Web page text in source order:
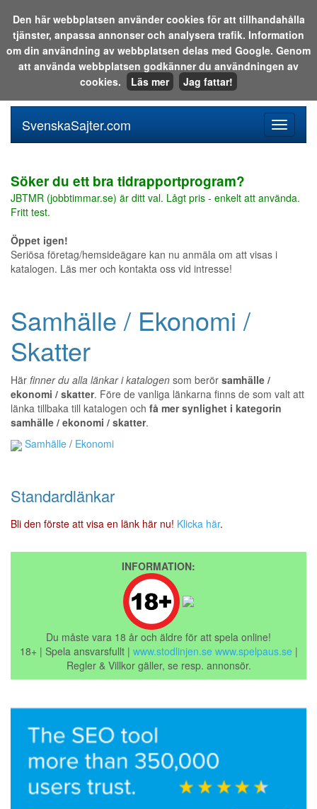
Sök i katalogen eller på webben:
meny
SvenskaSajter.com
Söker du ett bra tidrapportprogram?
JBTMR (jobbtimmar.se) är ditt val. Lågt pris - enkelt att använda.
Fritt test.
Öppet igen!
Seriösa företag/hemsideägare kan nu anmäla om att visas i
katalogen. Läs mer och kontakta oss vid intresse!
Samhälle / Ekonomi /
Skatter
Här finner du alla länkar i katalogen som berör samhälle /
ekonomi / skatter. Före de vanliga länkarna finns de som valt att
länka tillbaka till katalogen och få mer synlighet i kategorin
samhälle / ekonomi / skatter.
Samhälle / Ekonomi
Standardlänkar
Bli den förste att visa en länk här nu! Klicka här.
INFORMATION:
Du måste vara 18 år och äldre för att spela online!
18+ | Spela ansvarsfullt | www.stodlinjen.se www.spelpaus.se |
Regler & Villkor gäller, se resp. annonsör.
Den här webbplatsen använder cookies för att tillhandahålla
tjänster, anpassa annonser och analysera trafik. Information
om din användning av webbplatsen delas med Google. Genom
att använda webbplatsen godkänner du användningen av
cookies.
Läs mer Jag fattar!